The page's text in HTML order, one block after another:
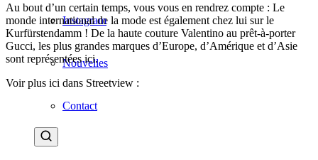
Instagram
Nouvelles
Contact
Au bout d’un certain temps, vous vous en rendrez compte : Le
monde international de la mode est également chez lui sur le
Kurfürstendamm ! De la haute couture Valentino au prêt-à-porter
Gucci, les plus grandes marques d’Europe, d’Amérique et d’Asie
sont représentées ici.
Voir plus ici dans Streetview :